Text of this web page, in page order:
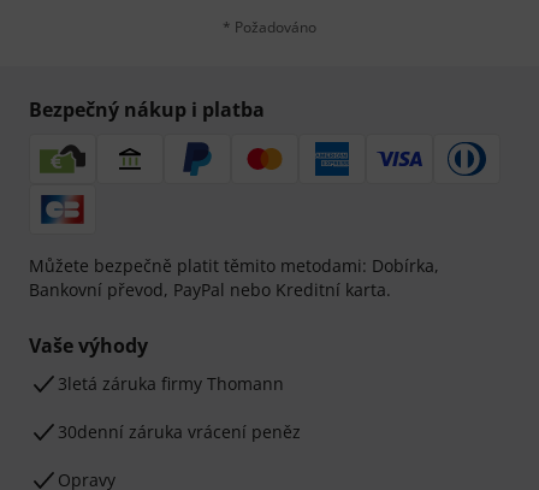
* Požadováno
Bezpečný nákup i platba
Můžete bezpečně platit těmito metodami: Dobírka,
Bankovní převod, PayPal nebo Kreditní karta.
Vaše výhody
3letá záruka firmy Thomann
30denní záruka vrácení peněz
Opravy